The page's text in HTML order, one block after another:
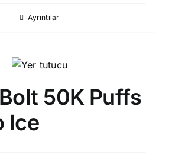
Ayrıntılar
50K Puffs
Ice